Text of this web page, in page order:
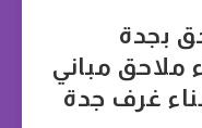
بجدة
بناء ملاحق مباني
غرف جدة